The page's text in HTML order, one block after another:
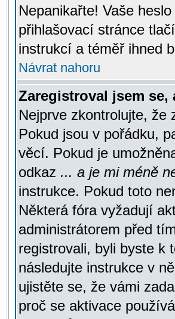
Nepanikařte! Vaše
přihlašovací stránce
instrukcí a téměř ihned
Návrat nahoru
Zaregistroval jsem
Nejprve zkontrolujte, že
Pokud jsou v pořádku,
věcí. Pokud je
odkaz ... a je mi méně
instrukce. Pokud toto
Některá fóra vyžadují
administrátorem před
registrovali, byli byste k
následujte instrukce v
ujistěte se, že vámi
proč se aktivace